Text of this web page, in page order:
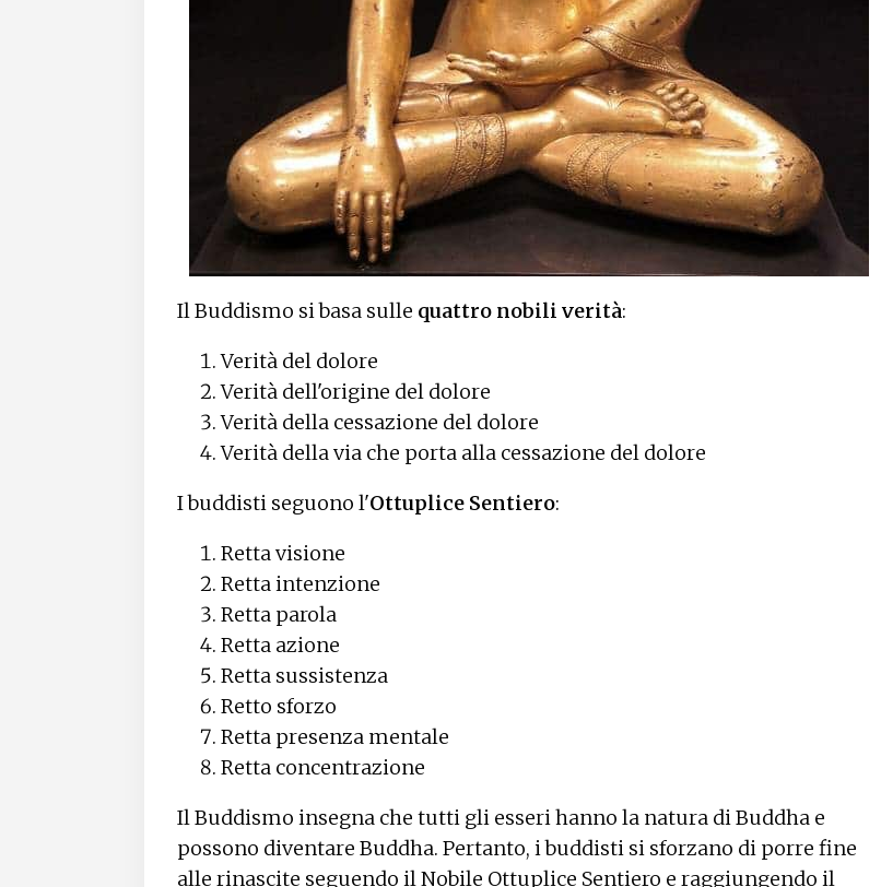
Il Buddismo si basa sulle quattro nobili verità:
Verità del dolore
Verità dell'origine del dolore
Verità della cessazione del dolore
Verità della via che porta alla cessazione del dolore
I buddisti seguono l'Ottuplice Sentiero:
Retta visione
Retta intenzione
Retta parola
Retta azione
Retta sussistenza
Retto sforzo
Retta presenza mentale
Retta concentrazione
Il Buddismo insegna che tutti gli esseri hanno la natura di Buddha e
possono diventare Buddha. Pertanto, i buddisti si sforzano di porre fine
alle rinascite seguendo il Nobile Ottuplice Sentiero e raggiungendo il